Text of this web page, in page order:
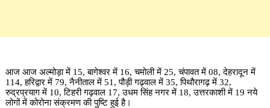
आज आज अल्मोड़ा में 15, बागेश्वर में 16, चमोली में 25, चंपावत में 08, देहरादून में
114, हरिद्वार में 79, नैनीताल में 51, पौड़ी गढ़वाल में 35, पिथौरागढ़ में 32,
रुद्रप्रयाग में 10, टिहरी गढ़वाल 17, उधम सिंह नगर में 18, उत्तरकाशी में 19 नये
लोगों में कोरोना संक्रमण की पुष्टि हुई है।